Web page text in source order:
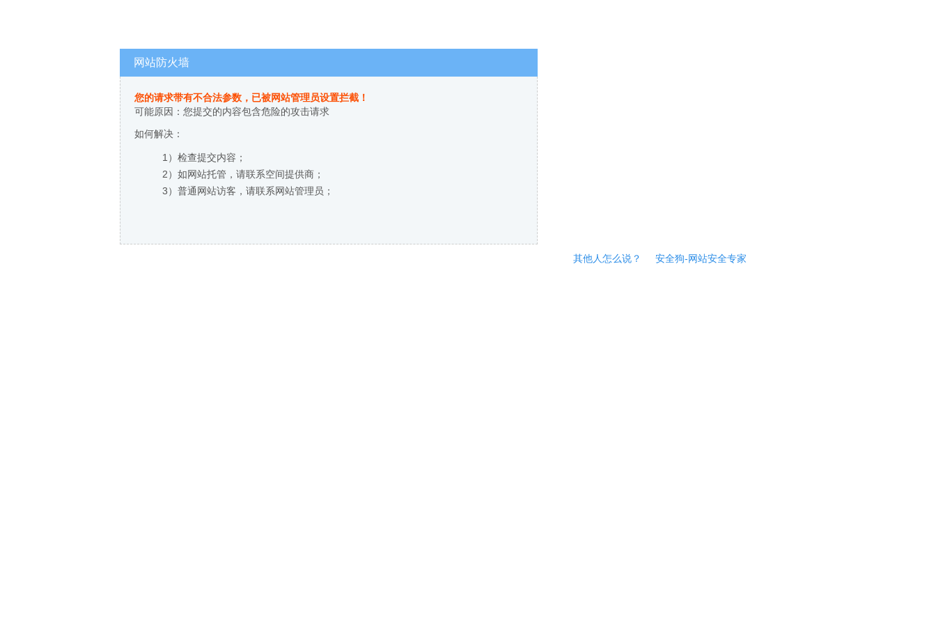
网站防火墙
您的请求带有不合法参数，已被网站管理员设置拦截！
可能原因：您提交的内容包含危险的攻击请求
如何解决：
1）检查提交内容；
2）如网站托管，请联系空间提供商；
3）普通网站访客，请联系网站管理员；
其他人怎么说？ 安全狗-网站安全专家